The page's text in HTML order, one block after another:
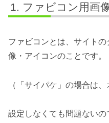
ファビコン用画
ファビコンとは、サイト
像・アイコンのことです。
（「サイパケ」の場合は
設定しなくても問題ない